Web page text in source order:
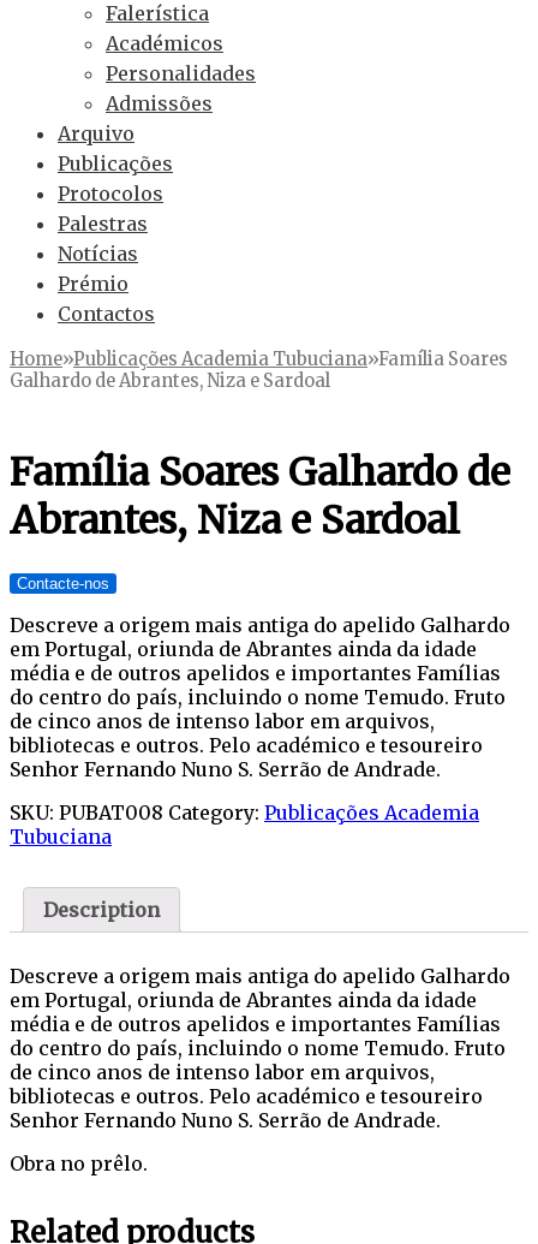
Falerística
Académicos
Personalidades
Admissões
Arquivo
Publicações
Protocolos
Palestras
Notícias
Prémio
Contactos
Home»Publicações Academia Tubuciana»Família Soares
Galhardo de Abrantes, Niza e Sardoal
Família Soares Galhardo de
Abrantes, Niza e Sardoal
Contacte-nos
Descreve a origem mais antiga do apelido Galhardo
em Portugal, oriunda de Abrantes ainda da idade
média e de outros apelidos e importantes Famílias
do centro do país, incluindo o nome Temudo. Fruto
de cinco anos de intenso labor em arquivos,
bibliotecas e outros. Pelo académico e tesoureiro
Senhor Fernando Nuno S. Serrão de Andrade.
SKU: PUBAT008 Category: Publicações Academia
Tubuciana
Description
Descreve a origem mais antiga do apelido Galhardo
em Portugal, oriunda de Abrantes ainda da idade
média e de outros apelidos e importantes Famílias
do centro do país, incluindo o nome Temudo. Fruto
de cinco anos de intenso labor em arquivos,
bibliotecas e outros. Pelo académico e tesoureiro
Senhor Fernando Nuno S. Serrão de Andrade.
Obra no prêlo.
Related products